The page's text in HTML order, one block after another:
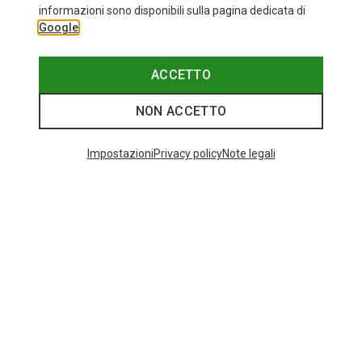
informazioni sono disponibili sulla pagina dedicata di
Google
ACCETTO
NON ACCETTO
ImpostazioniPrivacy policyNote legali